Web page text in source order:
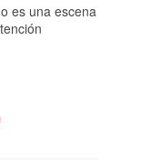
es una escena